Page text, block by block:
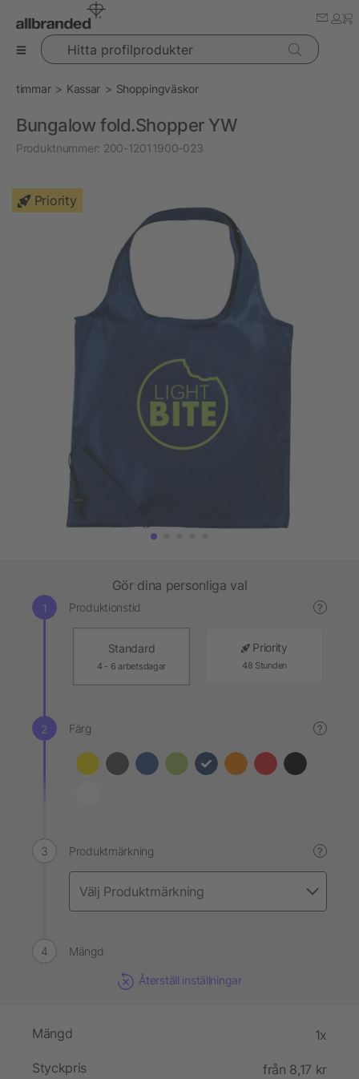
Hitta profilprodukter
timmar Kassar Shoppingväskor
Bungalow fold.Shopper YW
Produktnummer: 200-12011900-023
Priority
Gör dina personliga val
Produktionstid ?
Standard
4 - 6 arbetsdagar
Priority
48 Stunden
Färg ?
Produktmärkning ?
Mängd
Återställ inställningar
Mängd 1x
Styckpris
från 8,17 kr